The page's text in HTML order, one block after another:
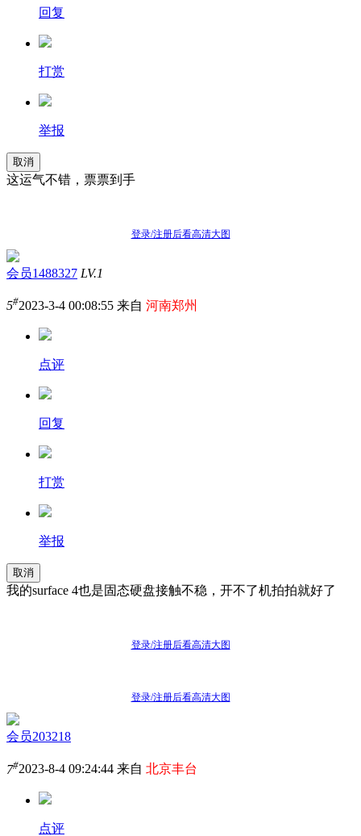
回复
打赏
举报
取消
这运气不错，票票到手
登录/注册后看高清大图
会员1488327 LV.1
5#2023-3-4 00:08:55 来自 河南郑州
点评
回复
打赏
举报
取消
我的surface 4也是固态硬盘接触不稳，开不了机拍拍就好了
登录/注册后看高清大图
登录/注册后看高清大图
会员203218
7#2023-8-4 09:24:44 来自 北京丰台
点评